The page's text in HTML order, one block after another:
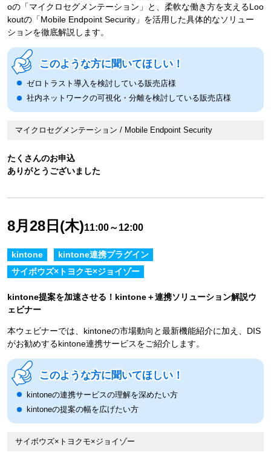
たくさんのお申込
ありがとうございました
oの「マイクロセグメンテーション」と、柔軟な働き方を支えるLoo
koutの「Mobile Endpoint Security」を活用した具体的なソリュー
ションを徹底解説します。
このような方に聞いてほしい！
ゼロトラスト導入を検討している販売店様
社内ネットワークの可視化・分離を検討している販売店様
マイクロセグメンテーション / Mobile Endpoint Security
8月28日(木)11:00～12:00
kintone
kintone連携プラグイン
サイボウズ×トヨクモ×ジョイゾー
kintone提案を加速させる！kintone＋連携ソリューション解説ウ
ェビナー
本ウェビナーでは、kintoneの市場動向と最新機能紹介に加え、DIS
がお勧めするkintone連携サービスをご紹介します。
このような方に聞いてほしい！
kintoneの連携サービスの理解を深めたい方
kintoneの提案の幅を広げたい方
サイボウズ×トヨクモ×ジョイゾー